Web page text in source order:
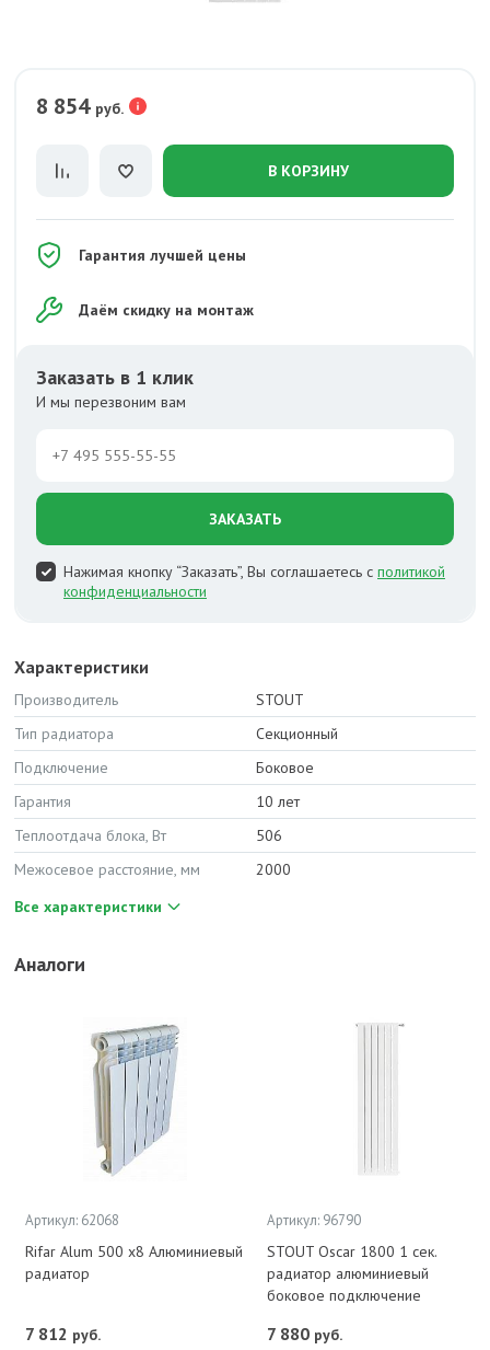
8 854 руб.
В КОРЗИНУ
Гарантия лучшей цены
Даём скидку на монтаж
Заказать в 1 клик
И мы перезвоним вам
ЗАКАЗАТЬ
Нажимая кнопку “Заказать”, Вы соглашаетесь с политикой
конфиденциальности
Характеристики
Производитель
STOUT
Тип радиатора
Секционный
Подключение
Боковое
Гарантия
10 лет
Теплоотдача блока, Вт
506
Межосевое расстояние, мм
2000
Все характеристики
Аналоги
Артикул: 62068
Rifar Alum 500 х8 Алюминиевый
радиатор
7 812 руб.
Артикул: 96790
STOUT Oscar 1800 1 сек.
радиатор алюминиевый
боковое подключение
7 880 руб.